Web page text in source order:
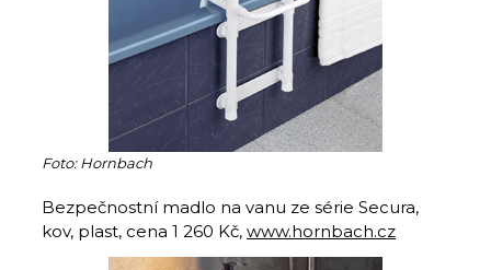
Foto: Hornbach
Bezpečnostní madlo na vanu ze série Secura,
kov, plast, cena 1 260 Kč, www.hornbach.cz